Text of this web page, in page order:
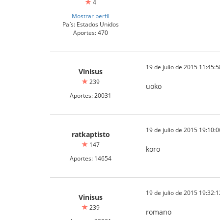
4
Mostrar perfil
País: Estados Unidos
Aportes: 470
Vinisus
239
Aportes: 20031
19 de julio de 2015
uoko
ratkaptisto
147
Aportes: 14654
19 de julio de 2015
koro
Vinisus
239
19 de julio de 2015
romano